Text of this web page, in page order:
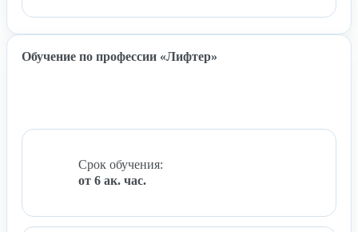
Обучение по профессии «Лифтер»
Срок обучения:
от 6 ак. час.